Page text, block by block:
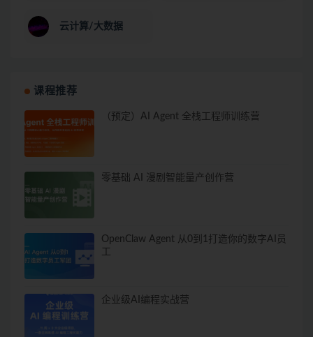
云计算/大数据
课程推荐
（预定）AI Agent 全栈工程师训练营
零基础 AI 漫剧智能量产创作营
OpenClaw Agent 从0到1打造你的数字AI员
工
企业级AI编程实战营